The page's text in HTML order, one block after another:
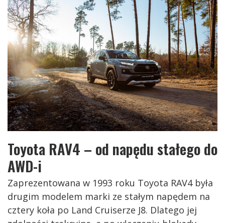
Toyota RAV4 – od napędu stałego do
AWD-i
Zaprezentowana w 1993 roku Toyota RAV4 była
drugim modelem marki ze stałym napędem na
cztery koła po Land Cruiserze J8. Dlatego jej